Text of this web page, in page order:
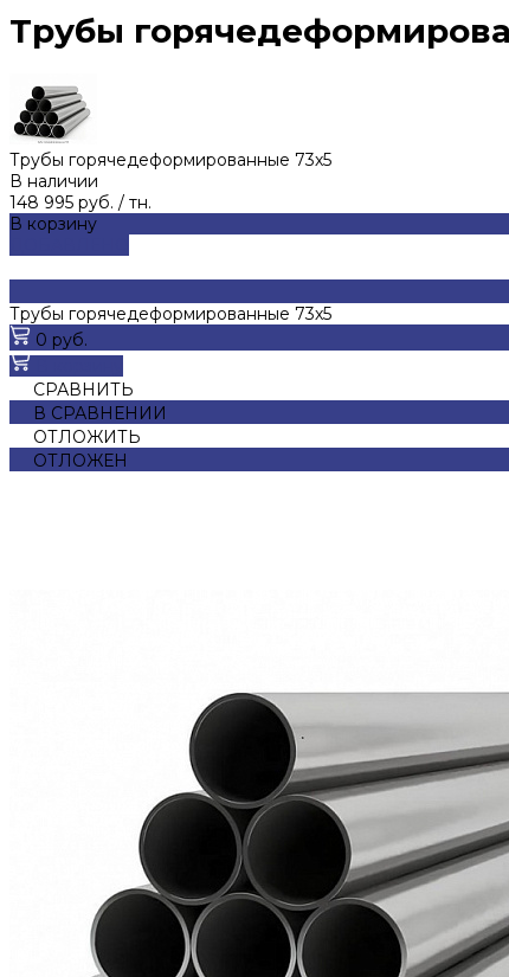
Трубы
Трубы горячедеформированные 73х5
В наличии
148 995 руб. / тн.
В корзину
Трубы горячедеформированные 73х5
0 руб.
СРАВНИТЬ
В СРАВНЕНИИ
ОТЛОЖИТЬ
ОТЛОЖЕН